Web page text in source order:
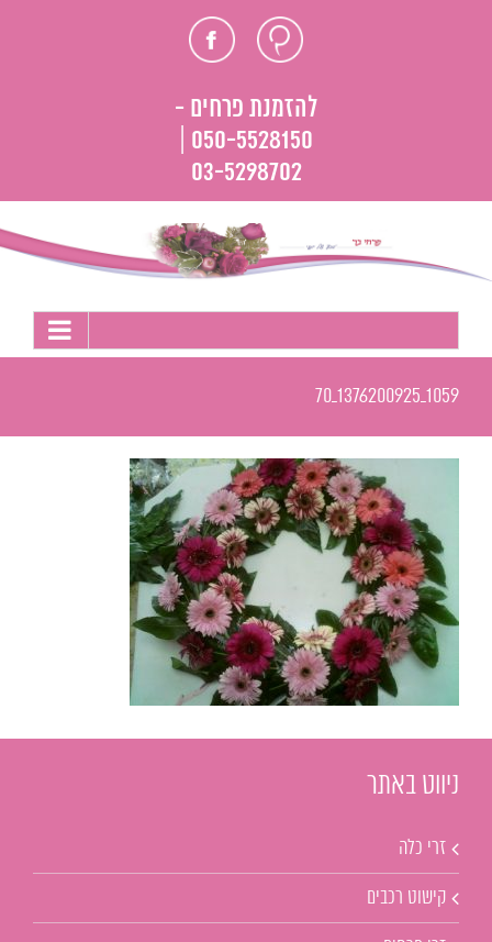
חוות פייסבוק
להזמנת פרחים -
050-5528150 |
03-5298702
1059_1376200925_70
ניווט באתר
זרי כלה
קישוט רכבים